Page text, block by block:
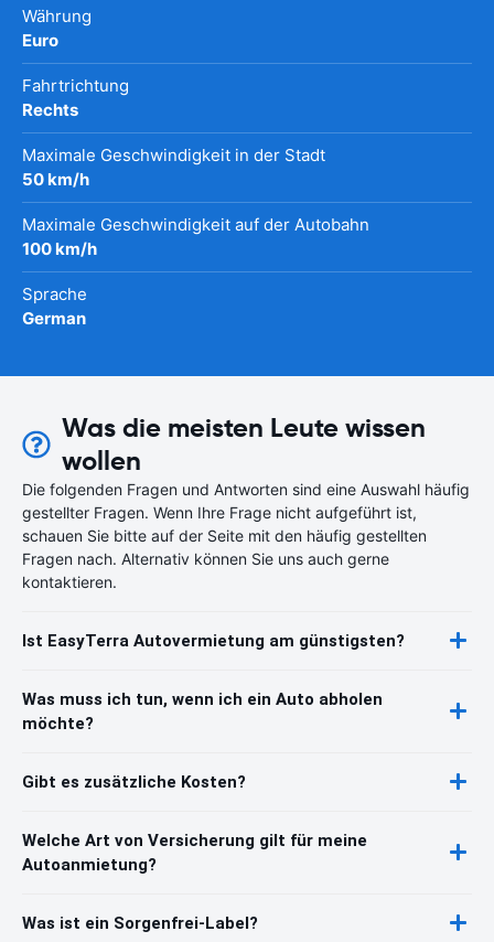
Währung
Euro
Fahrtrichtung
Rechts
Maximale Geschwindigkeit in der Stadt
50 km/h
Maximale Geschwindigkeit auf der Autobahn
100 km/h
Sprache
German
Was die meisten Leute wissen
wollen
Die folgenden Fragen und Antworten sind eine Auswahl häufig
gestellter Fragen. Wenn Ihre Frage nicht aufgeführt ist,
schauen Sie bitte auf der Seite mit den häufig gestellten
Fragen nach. Alternativ können Sie uns auch gerne
kontaktieren.
Ist EasyTerra Autovermietung am günstigsten?
Was muss ich tun, wenn ich ein Auto abholen
möchte?
Gibt es zusätzliche Kosten?
Welche Art von Versicherung gilt für meine
Autoanmietung?
Was ist ein Sorgenfrei-Label?